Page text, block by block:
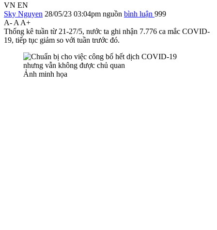
VN EN
Sky Nguyen 28/05/23 03:04pm nguồn bình luận 999
A- A A+
Thống kê tuần từ 21-27/5, nước ta ghi nhận 7.776 ca mắc COVID-
19, tiếp tục giảm so với tuần trước đó.
Ảnh minh họa